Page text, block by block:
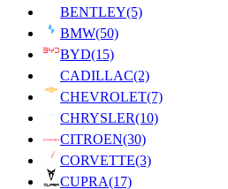
BENTLEY(5)
BMW(50)
BYD(15)
CADILLAC(2)
CHEVROLET(7)
CHRYSLER(10)
CITROEN(30)
CORVETTE(3)
CUPRA(17)